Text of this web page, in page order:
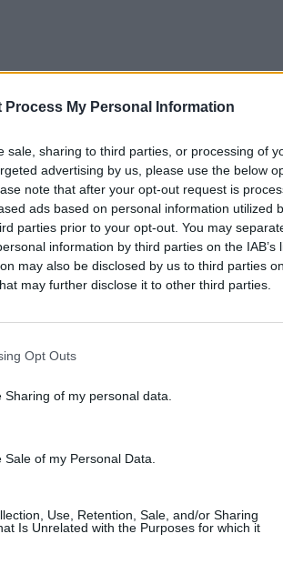
Process My Personal Information
sale, sharing to third parties, or processing of
advertising by us, please use the below
note that after your opt-out request is
ads based on personal information utilized
parties prior to your opt-out. You may
information by third parties on the IAB’s
may also be disclosed by us to third parties
may further disclose it to other third parties.
Opt Outs
of my personal data.
of my Personal Data.
Use, Retention, Sale, and/or Sharing
Is Unrelated with the Purposes for which it